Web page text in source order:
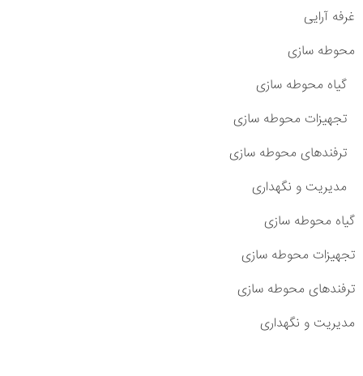
غرفه آرایی
محوطه سازی
گیاه محوطه سازی
تجهیزات محوطه سازی
ترفندهای محوطه سازی
مدیریت و نگهداری
گیاه محوطه سازی
تجهیزات محوطه سازی
ترفندهای محوطه سازی
مدیریت و نگهداری